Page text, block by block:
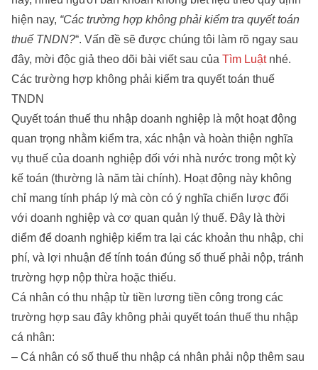
hiện nay, “Các trường hợp không phải kiểm tra quyết toán
thuế TNDN?“. Vấn đề sẽ được chúng tôi làm rõ ngay sau
đây, mời độc giả theo dõi bài viết sau của Tìm Luậtnhé.
Các trường hợp không phải kiểm tra quyết toán thuế
TNDN
Quyết toán thuế thu nhập doanh nghiệp là một hoạt động
quan trọng nhằm kiểm tra, xác nhận và hoàn thiện nghĩa
vụ thuế của doanh nghiệp đối với nhà nước trong một kỳ
kế toán (thường là năm tài chính). Hoạt động này không
chỉ mang tính pháp lý mà còn có ý nghĩa chiến lược đối
với doanh nghiệp và cơ quan quản lý thuế. Đây là thời
diểm để doanh nghiệp kiểm tra lại các khoản thu nhập, chi
phí, và lợi nhuận để tính toán đúng số thuế phải nộp, tránh
trường hợp nộp thừa hoặc thiếu.
Cá nhân có thu nhập từ tiền lương tiền công trong các
trường hợp sau đây không phải quyết toán thuế thu nhập
cá nhân:
– Cá nhân có số thuế thu nhập cá nhân phải nộp thêm sau